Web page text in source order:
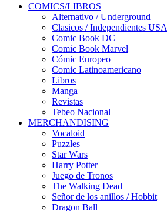
COMICS/LIBROS
Alternativo / Underground
Clasicos / Independientes USA
Comic Book DC
Comic Book Marvel
Cómic Europeo
Comic Latinoamericano
Libros
Manga
Revistas
Tebeo Nacional
MERCHANDISING
Vocaloid
Puzzles
Star Wars
Harry Potter
Juego de Tronos
The Walking Dead
Señor de los anillos / Hobbit
Dragon Ball